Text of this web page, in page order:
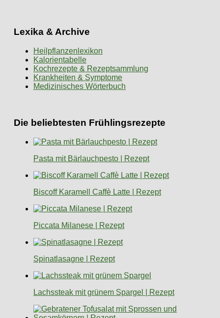
Lexika & Archive
Heilpflanzenlexikon
Kalorientabelle
Kochrezepte & Rezeptsammlung
Krankheiten & Symptome
Medizinisches Wörterbuch
Die beliebtesten Frühlingsrezepte
Pasta mit Bärlauchpesto | Rezept
Biscoff Karamell Caffè Latte | Rezept
Piccata Milanese | Rezept
Spinatlasagne | Rezept
Lachssteak mit grünem Spargel | Rezept